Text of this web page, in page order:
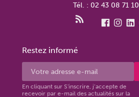
Tél. : 02 43 08 71 10
Restez informé
En cliquant sur S'inscrire, j’accepte de
recevoir par e-mail des actualités sur la